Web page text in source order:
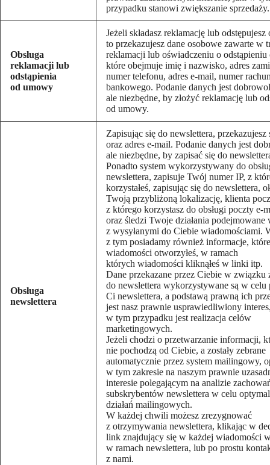
przypadku stanowi zwiększanie sprzedaży.
Obsługa
reklamacji lub
odstąpienia
od umowy
Jeżeli składasz reklamację lub
to przekazujesz dane osobowe zawarte w
reklamacji lub oświadczeniu o
które obejmuje imię i nazwisko, adres
numer telefonu, adres e-mail, numer
bankowego. Podanie danych jest
ale niezbędne, by złożyć reklamację lub
od umowy.
Obsługa
newslettera
Zapisując się do newslettera,
oraz adres e-mail. Podanie danych jest
ale niezbędne, by zapisać się do
Ponadto system wykorzystywany do
newslettera, zapisuje Twój numer IP, z
korzystałeś, zapisując się do newslettera,
Twoją przybliżoną lokalizację, klienta
z którego korzystasz do obsługi poczty e-
oraz śledzi Twoje działania
z wysyłanymi do Ciebie wiadomościami.
z tym posiadamy również informacje, które
wiadomości otworzyłeś, w ramach
których wiadomości kliknąłeś w linki itp.
Dane przekazane przez Ciebie w związku
do newslettera wykorzystywane są w celu
Ci newslettera, a podstawą prawną ich
jest nasz prawnie usprawiedliwiony
w tym przypadku jest realizacja celów
marketingowych.
Jeżeli chodzi o przetwarzanie informacji,
nie pochodzą od Ciebie, a zostały zebrane
automatycznie przez system mailingowy,
w tym zakresie na naszym prawnie
interesie polegającym na analizie
subskrybentów newslettera w celu
działań mailingowych.
W każdej chwili możesz zrezygnować
z otrzymywania newslettera, klikając w
link znajdujący się w każdej wiadomości
w ramach newslettera, lub po prostu
z nami.